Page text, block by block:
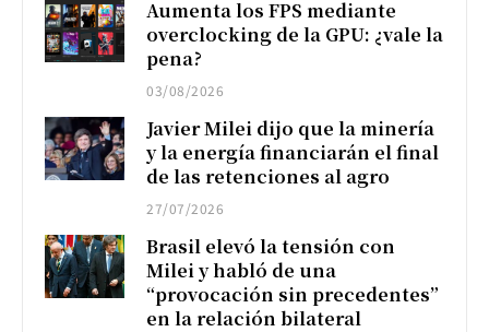
Aumenta los FPS mediante
overclocking de la GPU: ¿vale la
pena?
03/08/2026
Javier Milei dijo que la minería
y la energía financiarán el final
de las retenciones al agro
27/07/2026
Brasil elevó la tensión con
Milei y habló de una
“provocación sin precedentes”
en la relación bilateral